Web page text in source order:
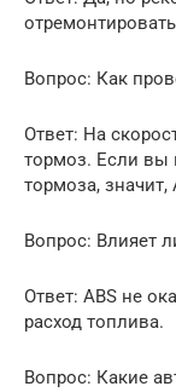
Вопрос: Как
Ответ: На
тормоз. Если вы
тормоза, значит,
Вопрос: Влияет
Ответ: ABS не
расход топлива.
Вопрос: Какие